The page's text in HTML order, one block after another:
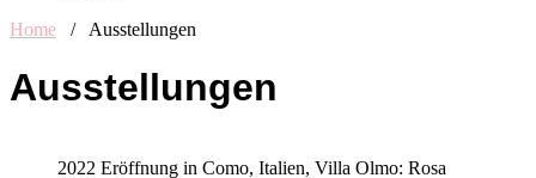
Home
/ Ausstellungen
Ausstellungen
2022 Eröffnung in Como, Italien, Villa Olmo: Rosa